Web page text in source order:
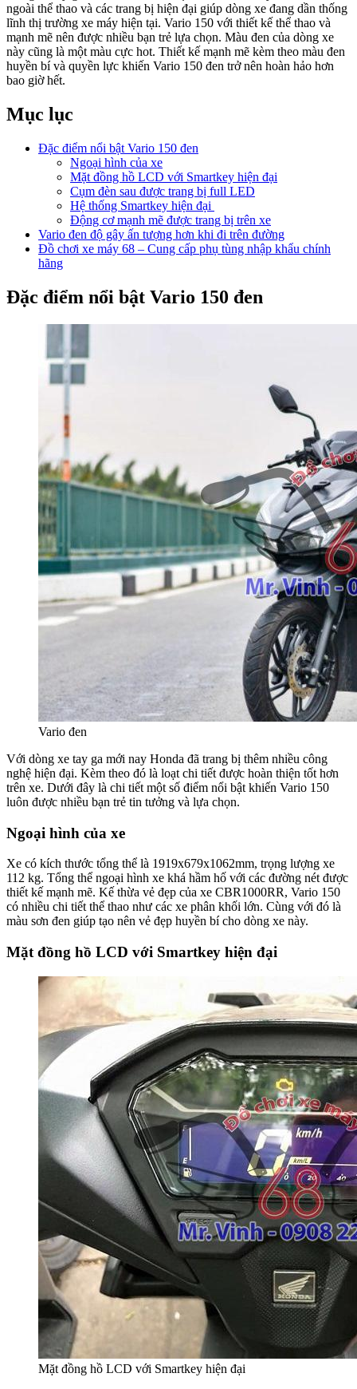
ngoài thể thao và các trang bị hiện đại giúp dòng xe đang dần thống
lĩnh thị trường xe máy hiện tại. Vario 150 với thiết kế thể thao và
mạnh mẽ nên được nhiều bạn trẻ lựa chọn. Màu đen của dòng xe
này cũng là một màu cực hot. Thiết kế mạnh mẽ kèm theo màu đen
huyền bí và quyền lực khiến Vario 150 đen trở nên hoàn hảo hơn
bao giờ hết.
Mục lục
Đặc điểm nổi bật Vario 150 đen
Ngoại hình của xe
Mặt đồng hồ LCD với Smartkey hiện đại
Cụm đèn sau được trang bị full LED
Hệ thống Smartkey hiện đại
Động cơ mạnh mẽ được trang bị trên xe
Vario đen độ gây ấn tượng hơn khi đi trên đường
Đồ chơi xe máy 68 – Cung cấp phụ tùng nhập khẩu chính
hãng
Đặc điểm nổi bật Vario 150 đen
Vario đen
Với dòng xe tay ga mới nay Honda đã trang bị thêm nhiều công
nghệ hiện đại. Kèm theo đó là loạt chi tiết được hoàn thiện tốt hơn
trên xe. Dưới đây là chi tiết một số điểm nổi bật khiến Vario 150
luôn được nhiều bạn trẻ tin tưởng và lựa chọn.
Ngoại hình của xe
Xe có kích thước tổng thể là 1919x679x1062mm, trọng lượng xe
112 kg. Tổng thể ngoại hình xe khá hầm hố với các đường nét được
thiết kế mạnh mẽ. Kế thừa vẻ đẹp của xe CBR1000RR, Vario 150
có nhiều chi tiết thể thao như các xe phân khối lớn. Cùng với đó là
màu sơn đen giúp tạo nên vẻ đẹp huyền bí cho dòng xe này.
Mặt đồng hồ LCD với Smartkey hiện đại
Mặt đồng hồ LCD với Smartkey hiện đại